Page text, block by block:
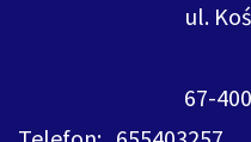
ul.
67-